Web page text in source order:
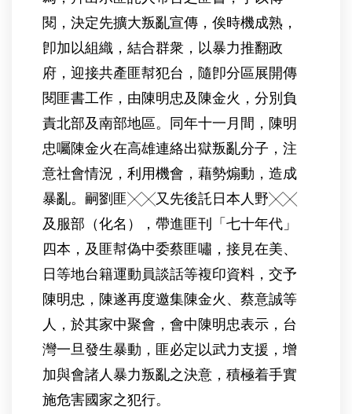
閱，決定先擴大叛亂宣傳，俟時機成熟，
卽加以組織，結合群衆，以暴力推翻政
府，迎接共產匪幇犯台，隨卽分區展開傳
閱匪書工作，由陳明忠及陳金火，分別負
責北部及南部地區。同年十一月間，陳明
忠囑陳金火在高雄連絡出獄叛亂分子，注
意社會情況，利用機會，藉勢煽動，造成
暴亂。嗣劉匪╳╳又先後託日本人野╳╳
及服部（化名），帶進匪刊「七十年代」
四本，及匪幇偽中委蔡匪嘯，接見在美、
日等地台籍運動員談話等複印資料，交予
陳明忠，陳遂再度邀集陳金火、蔡意誠等
人，於其家中聚會，會中陳明忠表示，台
灣一旦發生暴動，匪必定以武力支援，增
加與會諸人暴力叛亂之決意，積極着手實
施危害國家之犯行。